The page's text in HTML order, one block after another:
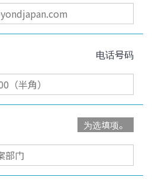
电话号码
为选填项。